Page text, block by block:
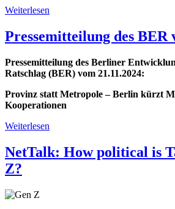
Weiterlesen
(Minijob)
für
Tanzania
Network
gesucht!
Pressemitteilung des BER
Pressemitteilung des Berliner
Ratschlag (BER) vom 21.11.2024:
Provinz statt Metropole – Berlin kürzt
Kooperationen
Weiterlesen
des
BER
NetTalk: How political is
Z?